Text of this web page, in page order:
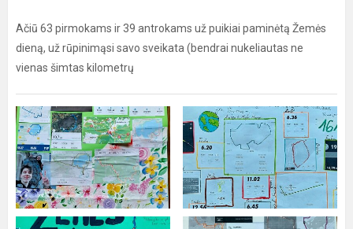
Ačiū 63 pirmokams ir 39 antrokams už puikiai paminėtą Žemės
dieną, už rūpinimąsi savo sveikata (bendrai nukeliautas ne
vienas šimtas kilometrų